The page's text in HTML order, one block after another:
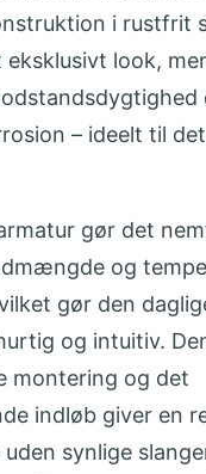
i rustfrit
eksklusivt look,
– ideelt til
gør det
og
gør den
og intuitiv.
montering og det
indløb giver en
synlige